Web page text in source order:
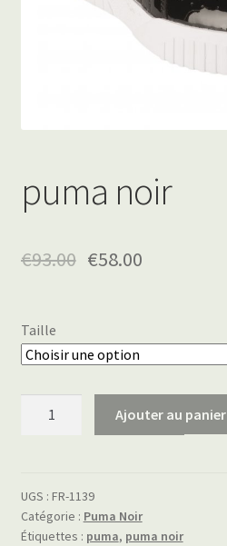
puma noir
€93.00 €58.00
Taille
Ajouter au panier
UGS : FR-1139
Catégorie : Puma Noir
Étiquettes : puma, puma noir